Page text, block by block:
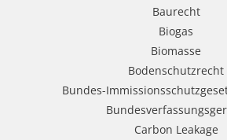
Baurecht
Biogas
Biomasse
Bodenschutzrecht
Bundes-
Carbon Leakage